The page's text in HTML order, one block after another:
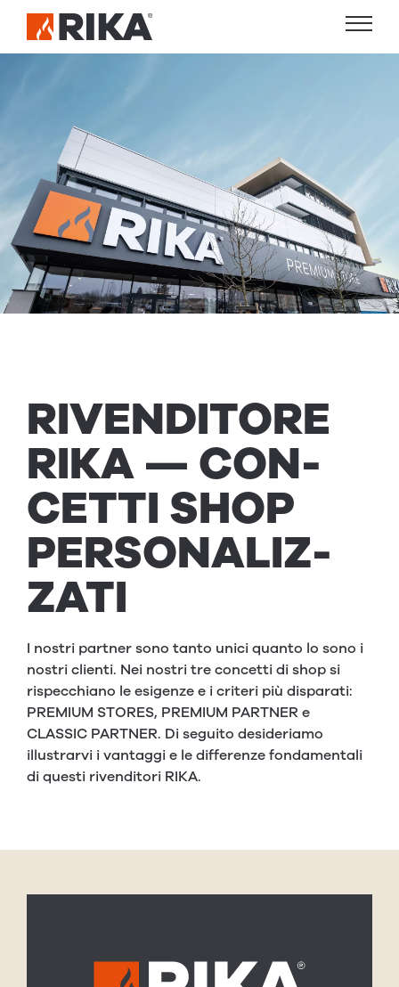
RIVEN­DI­TORE
RIKA— CON­
CETTI SHOP
PER­SON­AL­IZ­
ZA­TI
I nostri partner sono tanto unici quanto lo sono i
nostri clienti. Nei nostri tre concetti di shop si
rispecchiano le esigenze e i criteri più disparati:
PREMIUM STORES, PREMIUM PARTNER e
CLASSIC PARTNER. Di seguito desideriamo
illustrarvi i vantaggi e le differenze fondamentali
di questi rivenditori RIKA.